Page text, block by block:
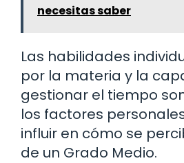
necesitas saber
Las habilidades
por la materia y la
gestionar el tiempo
los factores
influir en cómo se
de un Grado Medio.